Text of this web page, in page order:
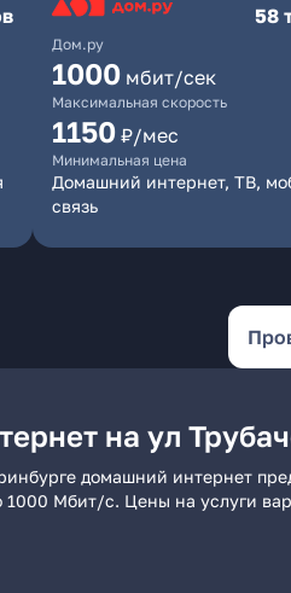
Дом.ру
58
1000 мбит/сек
Максимальная скорость
1150 ₽/мес
Минимальная цена
Домашний интернет, ТВ,
связь
на ул
домашний интернет
1000 Мбит/с. Цены на услуги